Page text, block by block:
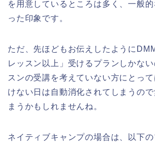
を用意しているところは多く、一般
った印象です。
ただ、先ほどもお伝えしたように
レッスン以上」受けるプランしかな
スンの受講を考えていない方にとっ
けない日は自動消化されてしまうの
まうかもしれませんね。
ネイティブキャンプの場合は、以下